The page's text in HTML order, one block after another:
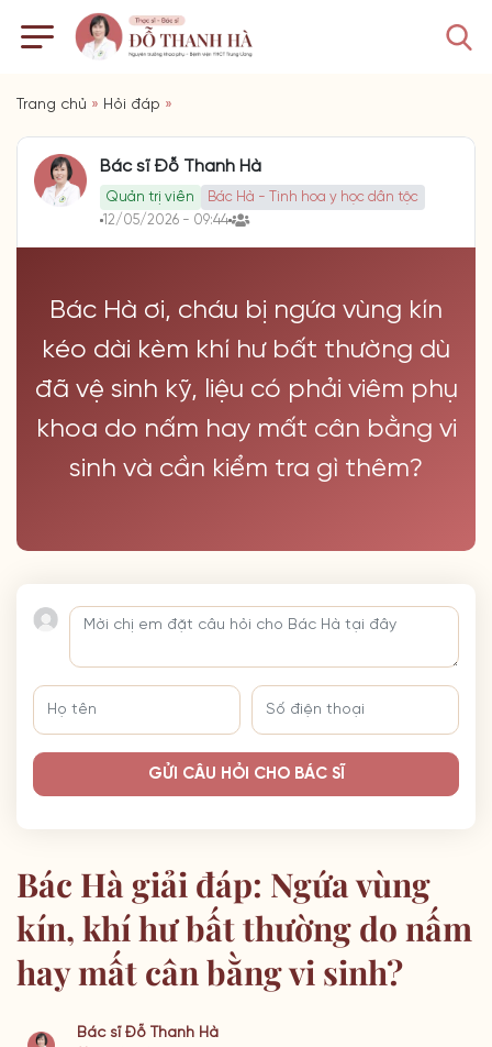
Trang chủ » Hỏi đáp »
Bác sĩ Đỗ Thanh Hà
Quản trị viên
Bác Hà - Tinh hoa y học dân tộc
12/05/2026 - 09:44
Bác Hà ơi, cháu bị ngứa vùng kín
kéo dài kèm khí hư bất thường dù
đã vệ sinh kỹ, liệu có phải viêm phụ
khoa do nấm hay mất cân bằng vi
sinh và cần kiểm tra gì thêm?
GỬI CÂU HỎI CHO BÁC SĨ
Bác Hà giải đáp: Ngứa vùng
kín, khí hư bất thường do nấm
hay mất cân bằng vi sinh?
Bác sĩ Đỗ Thanh Hà